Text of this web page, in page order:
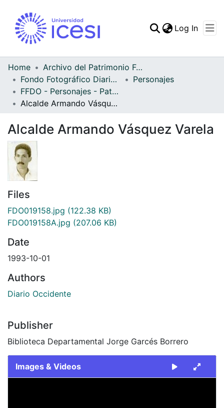
Statistics
Log In
Home
Archivo del Patrimonio Fotográfico y Fílmico del Valle del Cauca
Fondo Fotográfico Diario Occidente
Personajes
FFDO - Personajes - Patrimonial
Alcalde Armando Vásquez Varela
Alcalde Armando Vásquez Varela
Files
FDO019158.jpg (122.38 KB)
FDO019158A.jpg (207.06 KB)
Date
1993-10-01
Authors
Diario Occidente
Publisher
Biblioteca Departamental Jorge Garcés Borrero
Images & Videos